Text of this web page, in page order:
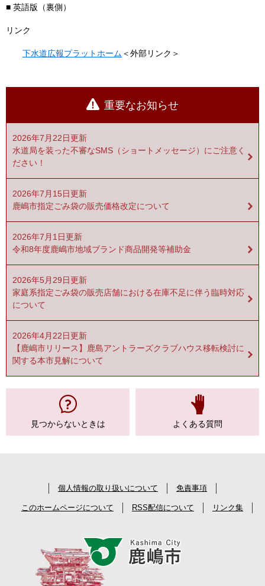
■ 英語版（裏側）
リンク
下水道広報プラットホーム ＜外部リンク＞
重要なお知らせ
2026年7月22日更新
水道局を装った不審なSMS（ショートメッセージ）にご注意く
ださい！
2026年7月15日更新
鹿嶋市指定ごみ袋の販売価格改定について
2026年7月1日更新
令和8年度鹿嶋市地域ブランド商品開発等補助金
2026年5月29日更新
家庭系指定ごみ袋の販売店舗における在庫不足に伴う臨時対応
について
2026年4月22日更新
【鹿嶋市リリース】鹿島アントラーズクラブハウス移転検討に
関する本市見解について
見つからないときは よくある質問
個人情報の取り扱いについて 免責事項
このホームページについて RSS配信について リンク集